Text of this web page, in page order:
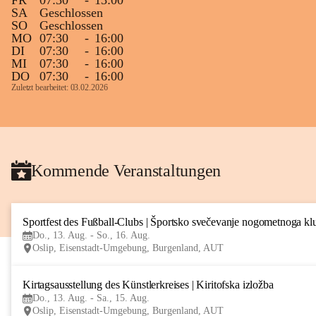
SA
Geschlossen
SO
Geschlossen
MO 07:30 - 16:00
DI
07:30 - 16:00
MI
07:30 - 16:00
DO
07:30 - 16:00
Zuletzt bearbeitet: 03.02.2026
Kommende Veranstaltungen
Sportfest des Fußball-Clubs | Športsko svečevanje nogometnoga
Do., 13. Aug. - So., 16. Aug.
Oslip, Eisenstadt-Umgebung, Burgenland, AUT
Kirtagsausstellung des Künstlerkreises | Kiritofska izložba
Do., 13. Aug. - Sa., 15. Aug.
Oslip, Eisenstadt-Umgebung, Burgenland, AUT